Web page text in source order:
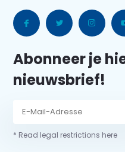
Abonneer je
nieuwsbrief!
* Read legal restrictions here